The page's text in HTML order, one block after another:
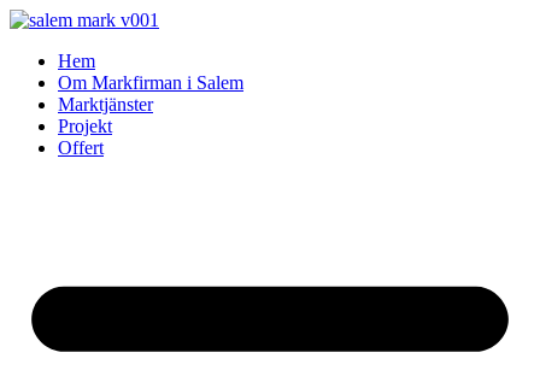
Skip
contentHem
Om Markfirman i Salem
Marktjänster
Projekt
Offert